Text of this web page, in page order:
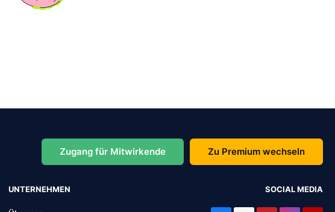
Zugang für Mitwirkende Zu Premium wechseln
UNTERNEHMEN SOCIAL MEDIA